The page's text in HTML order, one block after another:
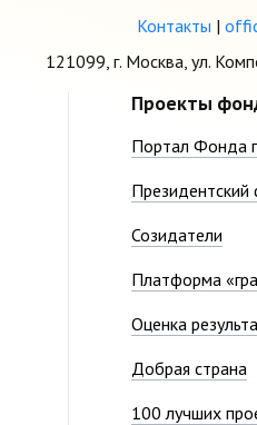
Контакты |
121099, г. Москва, ул.
Проекты
Портал Фонда
Созидатели
Платформа
Оценка
Добрая страна
100 лучших